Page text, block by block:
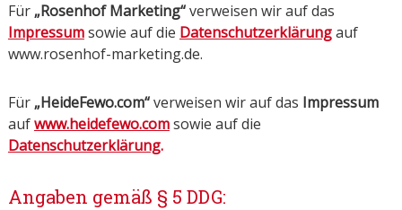
Für „Rosenhof Marketing“verweisen wir auf das
Impressumsowie auf die Datenschutzerklärungauf
www.rosenhof-marketing.de.
Für „HeideFewo.com“verweisen wir auf das Impressum
aufwww.heidefewo.comsowie auf die
Datenschutzerklärung.
Angaben gemäß § 5 DDG: